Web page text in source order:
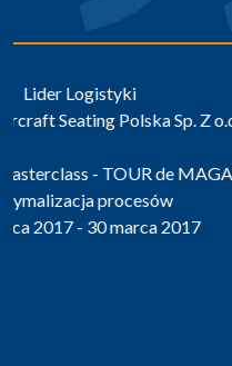
Corning Optical
multibranżowe